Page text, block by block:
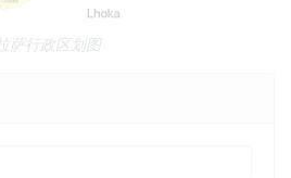
萨行政区划图